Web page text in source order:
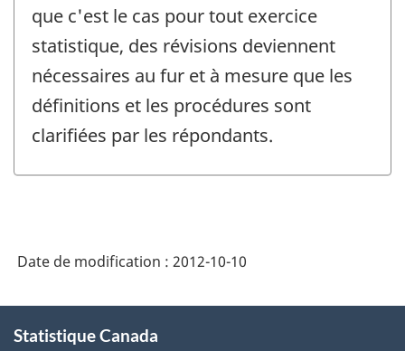
que c'est le cas pour tout exercice
statistique, des révisions deviennent
nécessaires au fur et à mesure que les
définitions et les procédures sont
clarifiées par les répondants.
Date de modification : 2012-10-10
propos
Statistique Canada